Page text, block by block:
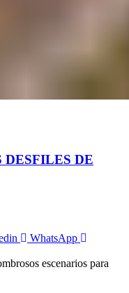
DE
WhatsApp
escenarios para